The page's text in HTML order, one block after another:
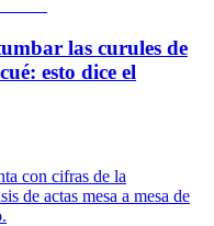
las curules de
esto dice el
con cifras de la
de actas mesa a mesa de